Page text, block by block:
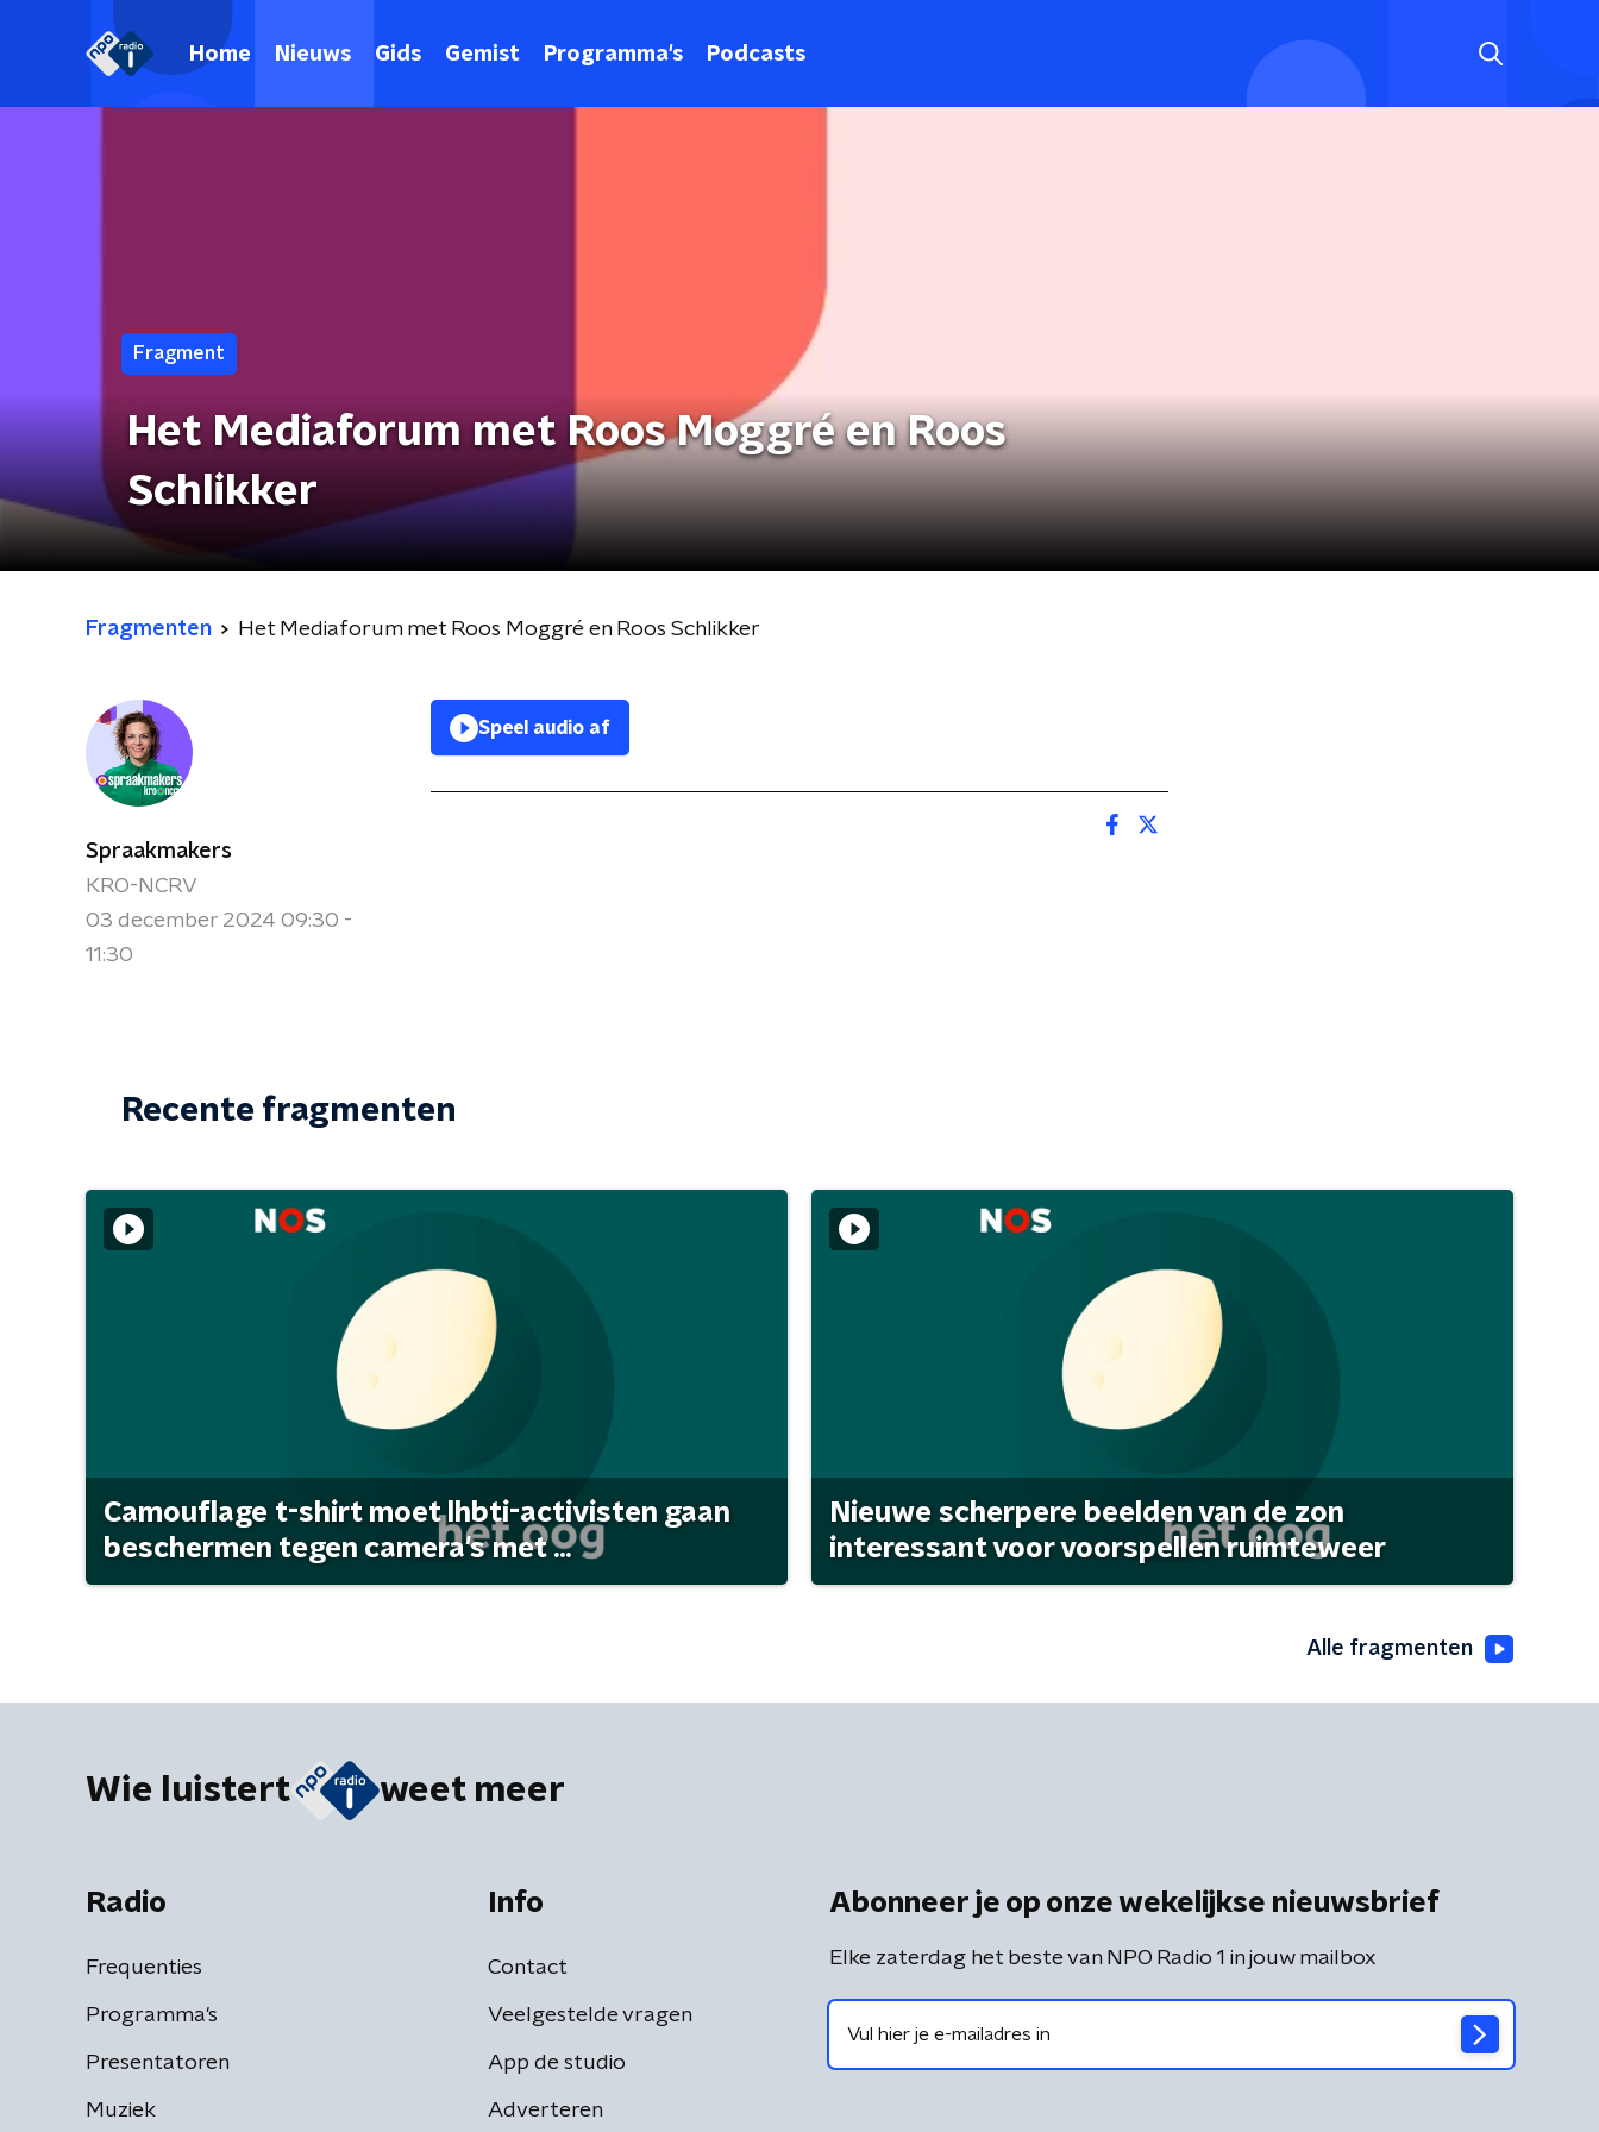
Home Nieuws Gids Gemist Programma's Podcasts
Fragment
Het Mediaforum met Roos Moggré en Roos
Schlikker
Fragmenten Het Mediaforum met Roos Moggré en Roos Schlikker
Spraakmakers
KRO-NCRV
03 december 2024 09:30 -
11:30
Speel audio af
Recente fragmenten
Camouflage t-shirt moet lhbti-activisten gaan
beschermen tegen camera's met ...
Nieuwe scherpere beelden van de zon
interessant voor voorspellen ruimteweer
Alle fragmenten
Wie luistert weet meer
Radio
Frequenties
Programma's
Presentatoren
Muziek
Info
Contact
Veelgestelde vragen
App de studio
Adverteren
Abonneer je op onze wekelijkse nieuwsbrief
Elke zaterdag het beste van NPO Radio 1 in jouw mailbox